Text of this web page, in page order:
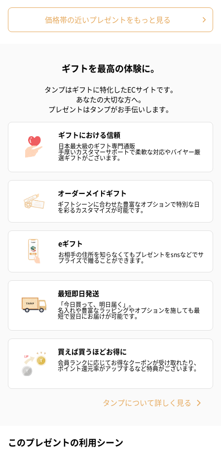
紅茶・コーヒー・スイーツ
紅茶・コーヒー・スイーツを同梱してお届けいたします。ギフト
アールグレイ（HAPPY
BIRTHDAY TO YOU）
（660円）
アールグレイティー
（660円）
スイーツを同梱してお届けいたします。ギフトへの＋αにおすすめ
です。
（レモン＆紅茶）（432
（バナナ味）（540円）
価格帯の近いプレゼントをもっと見る
ギフトを最高の体験に。
タンプはギフトに特化したECサイトです。
あなたの大切な方へ。
プレゼントはタンプがお手伝いします。
ギフトにおける信頼
日本最大級のギフト専門通販
手厚いカスタマーサポートで柔軟な対応やバイヤー厳
選ギフトがございます。
オーダーメイドギフト
ギフトシーンに合わせた豊富なオプションで特別な日
を彩るカスタマイズが可能です。
eギフト
お相手の住所を知らなくてもプレゼントをsnsなどでサ
プライズで贈ることができます。
最短即日発送
「今日買って、明日届く」。
名入れや豊富なラッピングやオプションを施しても最
短で翌日にお届けが可能です。
買えば買うほどお得に
会員ランクに応じてお得なクーポンが受け取れたり、
ポイント還元率がアップするなど特典がございます。
タンプについて詳しく見る
このプレゼントの利用シーン